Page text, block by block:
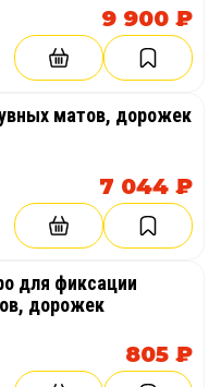
9 900 ₽
матов, дорожек
7 044 ₽
для фиксации
дорожек
805 ₽